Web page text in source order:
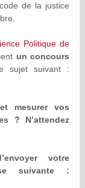
de la justice
Politique de
un concours
sujet suivant :
mesurer vos
? N’attendez
votre
suivante :